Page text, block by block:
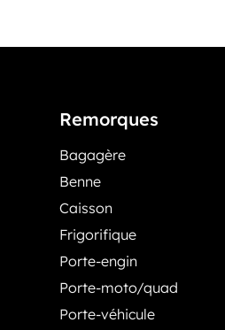
Remorques
Bagagère
Benne
Caisson
Frigorifique
Porte-engin
Porte-moto/quad
Porte-véhicule